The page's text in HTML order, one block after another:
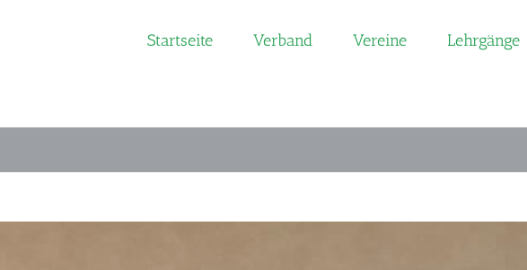
Startseite Verband Vereine Lehrgänge